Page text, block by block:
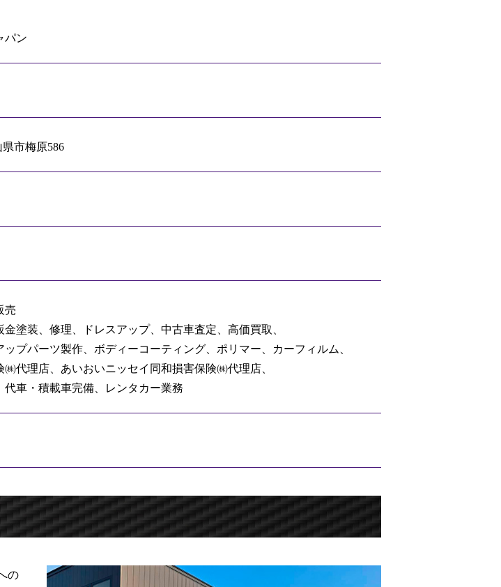
パン
市梅原586
売
塗装、修理、ドレスアップ、中古車査定、高価買取、
プパーツ製作、ボディーコーティング、ポリマー、カーフィルム、
代理店、あいおいニッセイ同和損害保険㈱代理店、
代車・積載車完備、レンタカー業務
の